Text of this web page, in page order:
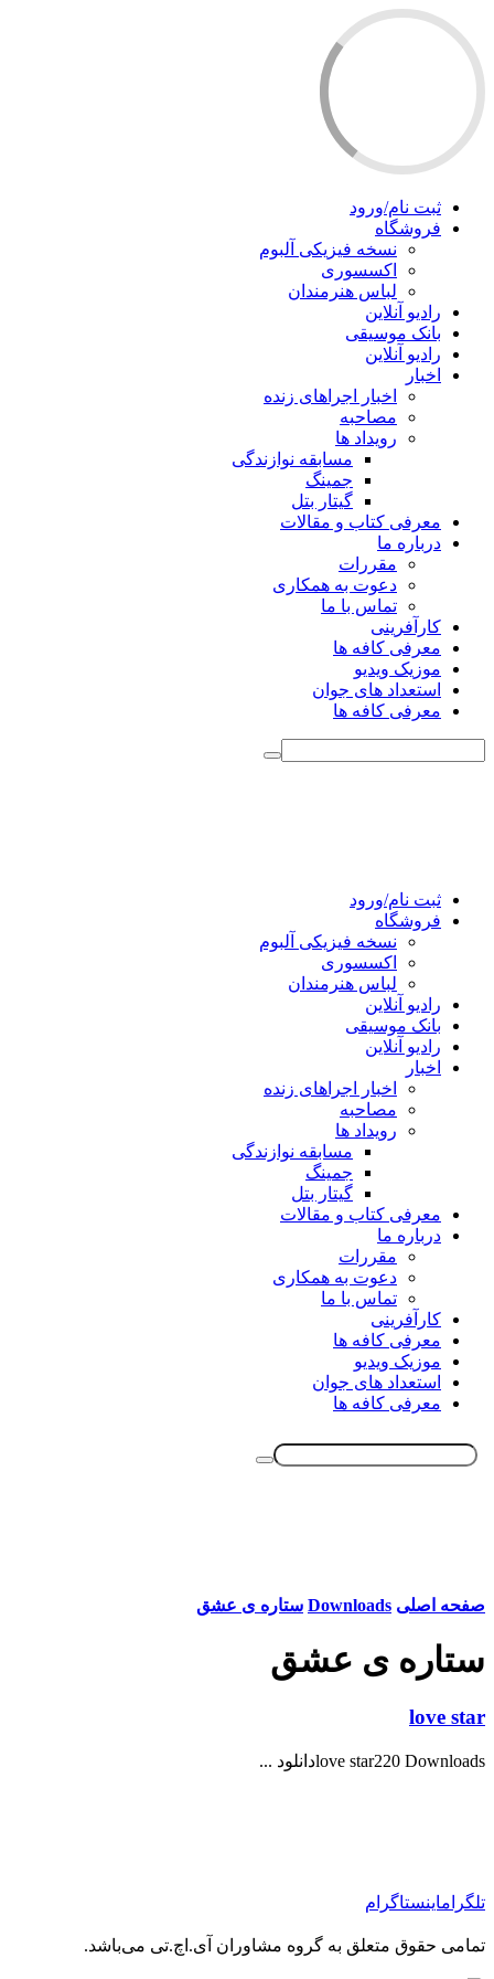
ثبت نام/ورود
فروشگاه
نسخه فیزیکی آلبوم
اکسسوری
لباس هنرمندان
رادیو آنلاین
بانک موسیقی
رادیو آنلاین
اخبار
اخبار اجراهای زنده
مصاحبه
رویداد ها
مسابقه نوازندگی
جمینگ
گیتار بتل
معرفی کتاب و مقالات
درباره ما
مقررات
دعوت به همکاری
تماس با ما
کارآفرینی
معرفی کافه ها
موزیک ویدیو
استعداد های جوان
معرفی کافه ها
ثبت نام/ورود
فروشگاه
نسخه فیزیکی آلبوم
اکسسوری
لباس هنرمندان
رادیو آنلاین
بانک موسیقی
رادیو آنلاین
اخبار
اخبار اجراهای زنده
مصاحبه
رویداد ها
مسابقه نوازندگی
جمینگ
گیتار بتل
معرفی کتاب و مقالات
درباره ما
مقررات
دعوت به همکاری
تماس با ما
کارآفرینی
معرفی کافه ها
موزیک ویدیو
استعداد های جوان
معرفی کافه ها
صفحه اصلی Downloads ستاره ی عشق
ستاره ی عشق
love star
love star220 Downloadsدانلود ...
تلگراماینستاگرام
تمامی حقوق متعلق به گروه مشاوران آی.اچ.تی می‌باشد.